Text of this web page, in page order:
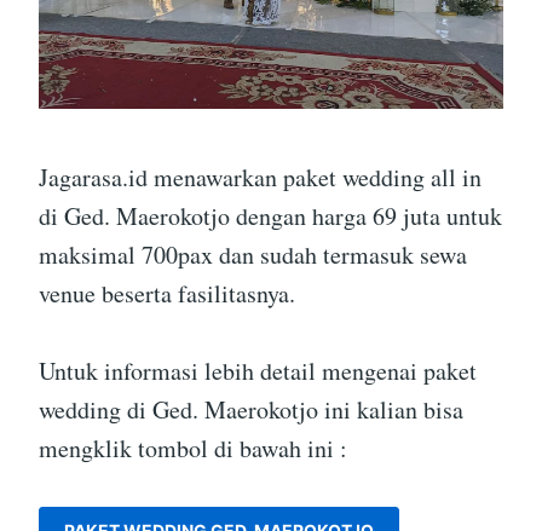
Jagarasa.id menawarkan paket wedding all in
di Ged. Maerokotjo dengan harga 69 juta untuk
maksimal 700pax dan sudah termasuk sewa
venue beserta fasilitasnya.
Untuk informasi lebih detail mengenai paket
wedding di Ged. Maerokotjo ini kalian bisa
mengklik tombol di bawah ini :